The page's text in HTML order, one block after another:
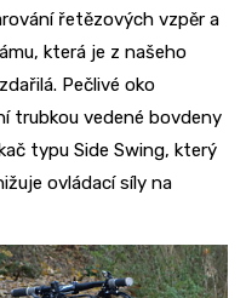
řetězových vzpěr a
která je z našeho
Pečlivé oko
trubkou vedené bovdeny
typu Side Swing, který
ovládací síly na